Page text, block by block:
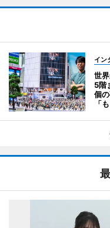
イン
世
5階
個
「